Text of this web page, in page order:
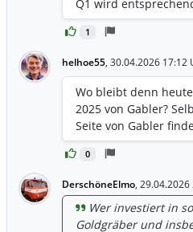
1
Q1 wird
helhoe55, 30.04.2026 17:12
0
Wo bleibt denn
2025 von Gabler?
Seite von Gabler
DerschöneElmo, 29.04.2026
Wer investiert in
Goldgräber und